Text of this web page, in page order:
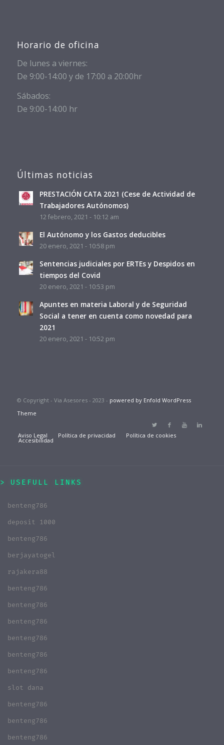
Horario de oficina
De lunes a viernes:
De 9:00-14:00 y de 17:00 a 20:00hr
Sábados:
De 9:00-14:00 hr
Últimas noticias
PRESTACIÓN CATA 2021 (Cese de Actividad de
Trabajadores Autónomos)
12 febrero, 2021 - 10:12 am
El Autónomo y los Gastos deducibles
20 enero, 2021 - 10:58 pm
Sentencias judiciales por ERTEs y Despidos en
tiempos del Covid
20 enero, 2021 - 10:53 pm
Apuntes en materia Laboral y de Seguridad
Social a tener en cuenta como novedad para
2021
20 enero, 2021 - 10:52 pm
© Copyright - Via Asesores - 2023 - powered by Enfold WordPress
Theme
Aviso Legal Política de privacidad Política de cookies
Accesibilidad
USEFULL LINKS
benteng786
deposit 1000
benteng786
berjayatogel
rajakera88
benteng786
benteng786
benteng786
benteng786
benteng786
benteng786
slot dana
benteng786
benteng786
benteng786